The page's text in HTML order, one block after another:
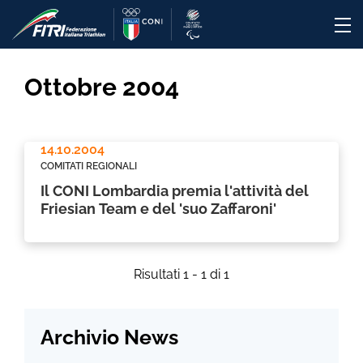
Ottobre 2004
14.10.2004
COMITATI REGIONALI
Il CONI Lombardia premia l'attività del
Friesian Team e del 'suo Zaffaroni'
Risultati 1 - 1 di 1
Archivio News